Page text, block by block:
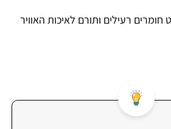
חומרים רעילים ותורם לאיכות האוויר